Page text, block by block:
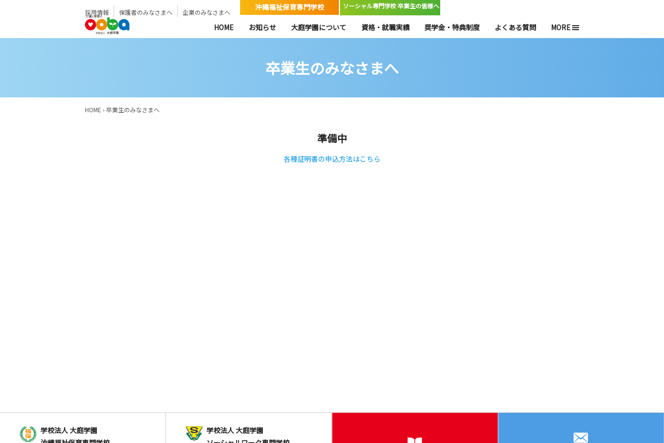
採用情報 保護者のみなさまへ 企業のみなさまへ
沖縄福祉保育専門学校 ソーシャル専門学校 卒業生の皆様へ
HOME お知らせ 大庭学園について 資格・就職実績 奨学金・特典制度 よくある質問 MORE
卒業生のみなさまへ
HOME › 卒業生のみなさまへ
準備中
各種証明書の申込方法はこちら
学校法人 大庭学園
学校法人 大庭学園